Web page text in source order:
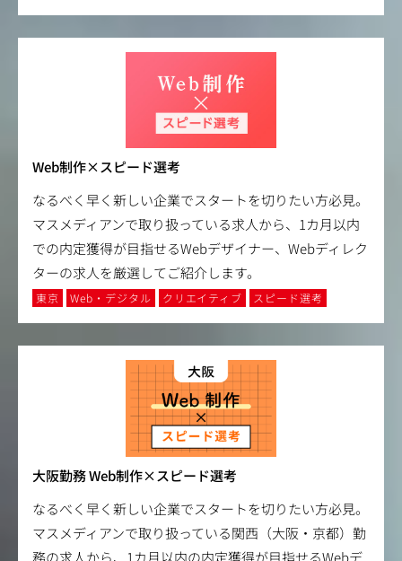
Web制作×スピード選考
なるべく早く新しい企業でスタートを切りたい方必見。
マスメディアンで取り扱っている求人から、1カ月以内
での内定獲得が目指せるWebデザイナー、Webディレク
ターの求人を厳選してご紹介します。
東京 Web・デジタル クリエイティブ スピード選考
大阪勤務 Web制作×スピード選考
なるべく早く新しい企業でスタートを切りたい方必見。
マスメディアンで取り扱っている関西（大阪・京都）勤
務の求人から、1カ月以内の内定獲得が目指せるWebデ